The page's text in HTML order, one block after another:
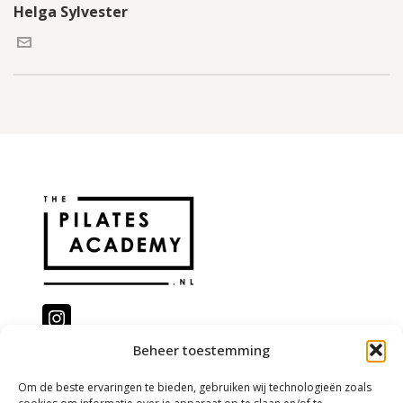
Beheer toestemming
Om de beste ervaringen te bieden, gebruiken wij technologieën zoals
Helga Sylvester
@the.pilatesacademy